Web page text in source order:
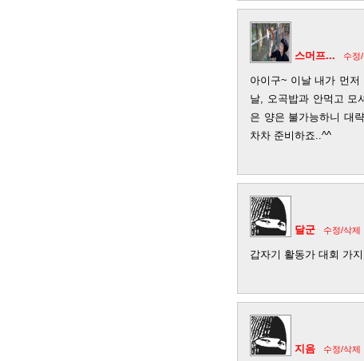
스머프... 수정
아이구~ 이날 내가 먼
날, 오곡밥과 안먹고 모
은 양은 불가능하니 대
차차 준비하죠..^^
달군 수정/삭제
갑자기 활동가 대회 가
지음 수정/삭제